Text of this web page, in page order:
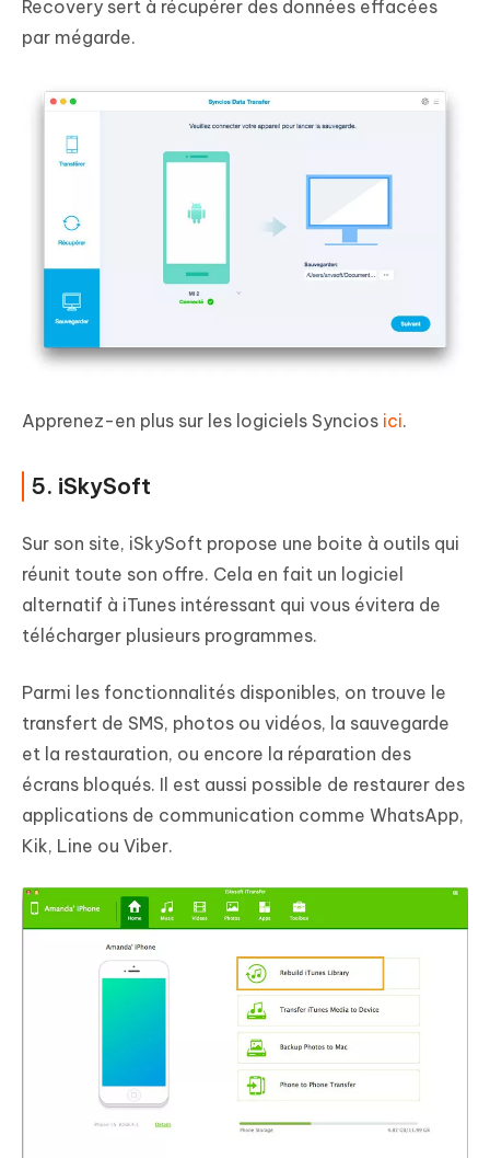
Recovery sert à récupérer des données effacées
par mégarde.
Apprenez-en plus sur les logiciels Syncios ici.
5. iSkySoft
Sur son site, iSkySoft propose une boite à outils qui
réunit toute son offre. Cela en fait un logiciel
alternatif à iTunes intéressant qui vous évitera de
télécharger plusieurs programmes.
Parmi les fonctionnalités disponibles, on trouve le
transfert de SMS, photos ou vidéos, la sauvegarde
et la restauration, ou encore la réparation des
écrans bloqués. Il est aussi possible de restaurer des
applications de communication comme WhatsApp,
Kik, Line ou Viber.